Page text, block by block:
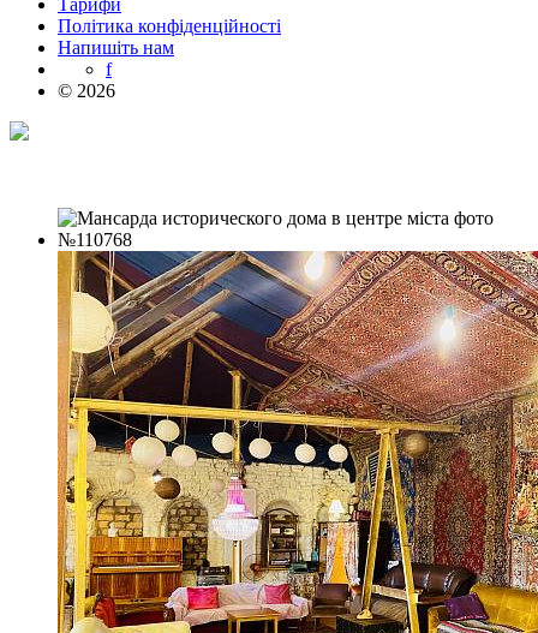
Політика конфіденційності
Напишіть нам
f
© 2026